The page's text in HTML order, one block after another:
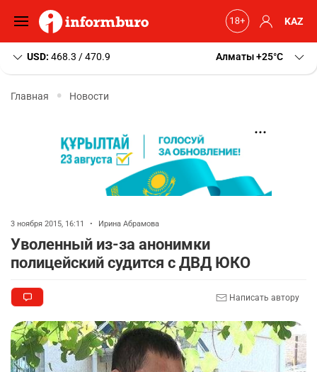
KAZ
USD: 468.3 / 470.9 Алматы+25 C
Главная Новости
3 ноября 2015, 16:11 • Ирина Абрамова
Уволенный из-за анонимки
полицейский судится с ДВД ЮКО
Написать автору